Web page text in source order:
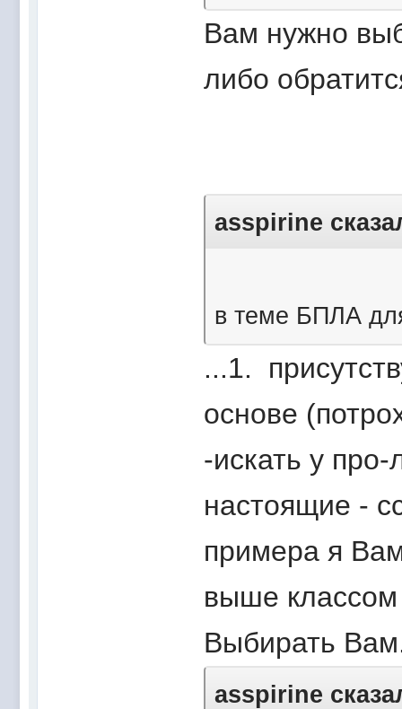
Вам нужно
либо
asspirine
в теме БПЛА
...1.
основе
-искать у
настоящие -
примера я
выше
Выбирать
asspirine